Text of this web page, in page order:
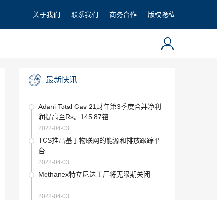
关于我们 联系我们 商务合作 版权隐私
最新快讯
Adani Total Gas 21财年第3季度合并净利
润提高至Rs。145.87铬
2022-04-03
TCS推出基于物联网的能源和排放跟踪平
台
2022-04-03
Methanex特立尼达工厂将无限期关闭
2022-04-03